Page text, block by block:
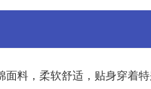
料，柔软舒适，贴身穿着